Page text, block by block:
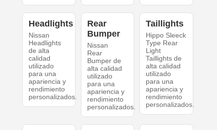
Headlights
Nissan
Headlights
de alta
calidad
utilizado
para una
apariencia y
rendimiento
personalizados.
Rear
Bumper
Nissan
Rear
Bumper de
alta calidad
utilizado
para una
apariencia y
rendimiento
personalizados.
Taillights
Hippo Sleeck
Type Rear
Light
Taillights de
alta calidad
utilizado
para una
apariencia y
rendimiento
personalizados.